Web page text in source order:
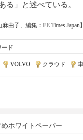
る」と述べている。
麻由子、編集：EE Times Japan】
ード
VOLVO クラウド
めホワイトペーパー